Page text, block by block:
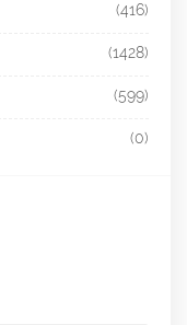
(416)
(1428)
(599)
(0)